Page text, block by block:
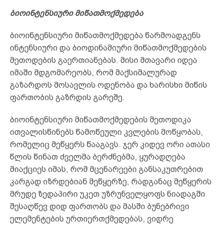
ბიოინტენსიური მიწათმოქმედება
ბიოინტენსიური მიწათმოქმედება წარმოადგენს
ინტენსიური და ბიოდინამიური მიწათმოქმედების
მეთოდების გაერთიანებას. მისი მთავარი იდეა
იმაში მდგომარეობს, რომ მაქსიმალურად
გაზარდოს მოსავლის ოდენობა და ხარისხი მიწის
ფართობის გაზრდის გარეშე.
ბიოინტენსიური მიწათმოქმედების მეთოდიკა
ითვალისწინებს წამოწეული კვლების მოწყობას,
რომელიც მეწყერს წააგავს. ჯერ კიდევ ორი ათასი
წლის წინათ ძველმა ბერძნებმა, ყურადღება
მიაქციეს იმას, რომ მცენარეები განსაკუთრებით
კარგად იზრდებიან მეწყერზე, რადგანაც მეწყერის
მრუდე ზედაპირი უკეთ უზრუნველყოფს ნიადაგში
შესაღწევ დიდ ფართობს და მასში ბუნებრივი
ელემენტების ურთიერთქმედებას, ვიდრე